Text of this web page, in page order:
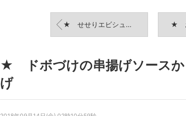
★ せせりエビシュウマイ
★ ドボづけの串揚げソースか
げ